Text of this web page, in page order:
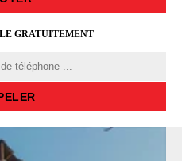
GRATUITEMENT